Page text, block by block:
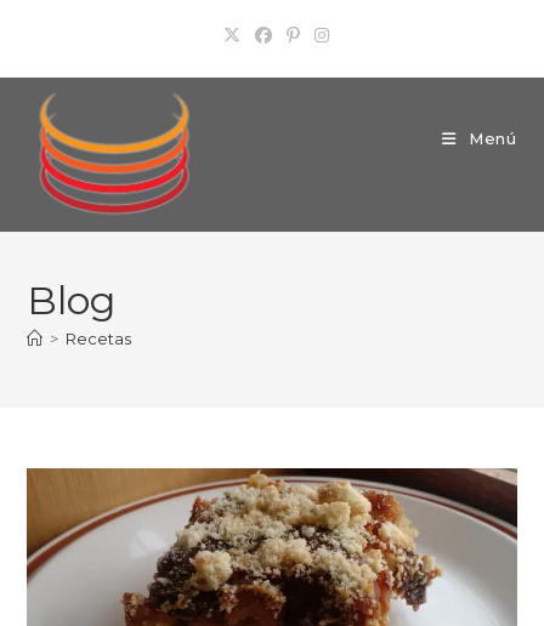
contenido
Menú
Blog
> Recetas